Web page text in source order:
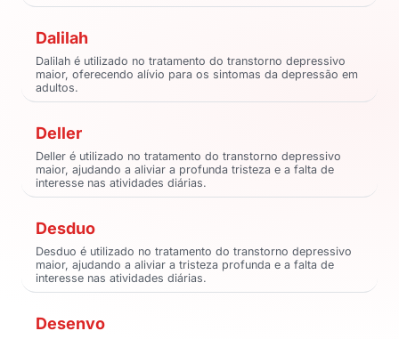
Dalilah
Dalilah é utilizado no tratamento do transtorno depressivo
maior, oferecendo alívio para os sintomas da depressão em
adultos.
Deller
Deller é utilizado no tratamento do transtorno depressivo
maior, ajudando a aliviar a profunda tristeza e a falta de
interesse nas atividades diárias.
Desduo
Desduo é utilizado no tratamento do transtorno depressivo
maior, ajudando a aliviar a tristeza profunda e a falta de
interesse nas atividades diárias.
Desenvo